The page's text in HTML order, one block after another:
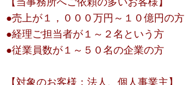
●売上が１，０００万円～１０億円の方
●経理ご担当者が１～２名という方
●従業員数が１～５０名の企業の方
【対象のお客様：法人、個人事業主】